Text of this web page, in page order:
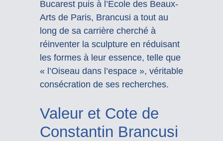
Bucarest puis à l’Ecole des Beaux-
Arts de Paris, Brancusi a tout au
long de sa carrière cherché à
réinventer la sculpture en réduisant
les formes à leur essence, telle que
« l’Oiseau dans l’espace », véritable
consécration de ses recherches.
Valeur et Cote de
Constantin Brancusi